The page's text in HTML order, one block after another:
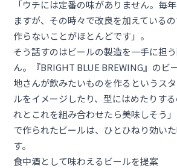
「ウチには定番の味がありません。毎
ますが、その時々で改良を加えている
作らないことがほとんどです」。
そう話すのはビールの製造を一手に担
ん。『BRIGHT BLUE BREWING』のビ
地さんが飲みたいものを作るというス
ルをイメージしたり、型にはめたりす
れとこれを組み合わせたら美味しそう
で作られたビールは、ひとひねり効い
す。
食中酒として味わえるビールを提案